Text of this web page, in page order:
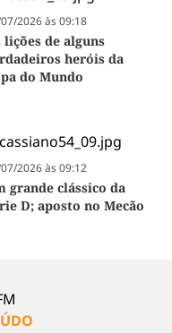
2026 às 09:18
lições de alguns
heróis da
do Mundo
2026 às 09:12
grande clássico da
D; aposto no Mecão